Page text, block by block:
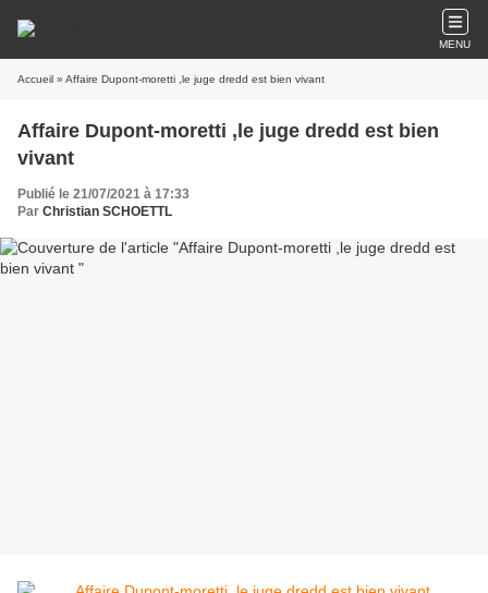
MENU
Accueil » Affaire Dupont-moretti ,le juge dredd est bien vivant
Affaire Dupont-moretti ,le juge dredd est bien
vivant
Publié le 21/07/2021 à 17:33
Par Christian SCHOETTL